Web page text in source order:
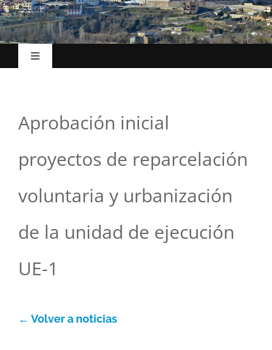
Toggle
Udalak
Kokapena
Aprobación inicial
proyectos de reparcelación
voluntaria y urbanización
de la unidad de ejecución
UE-1
← Volver a noticias